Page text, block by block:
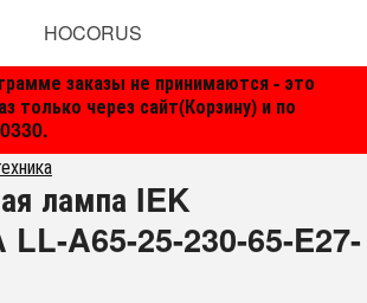
заказы не принимаются - это
через сайт(Корзину) и по
HOCORUS
лампа IEK
LL-A65-25-230-65-E27-